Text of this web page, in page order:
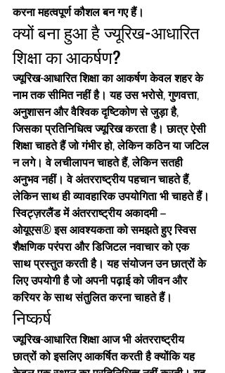
करना महत्वपूर्ण कौशल बन गए हैं।
क्यों बना हुआ है ज्यूरिख-आधारित
शिक्षा का आकर्षण?
ज्यूरिख-आधारित शिक्षा का आकर्षण केवल शहर के
नाम तक सीमित नहीं है। यह उस भरोसे, गुणवत्ता,
अनुशासन और वैश्विक दृष्टिकोण से जुड़ा है,
जिसका प्रतिनिधित्व ज्यूरिख करता है। छात्र ऐसी
शिक्षा चाहते हैं जो गंभीर हो, लेकिन कठिन या जटिल
न लगे। वे लचीलापन चाहते हैं, लेकिन सतही
अनुभव नहीं। वे अंतरराष्ट्रीय पहचान चाहते हैं,
लेकिन साथ ही व्यावहारिक उपयोगिता भी चाहते हैं।
स्विट्ज़रलैंड में अंतरराष्ट्रीय अकादमी –
ओयूएस® इस आवश्यकता को समझते हुए स्विस
शैक्षणिक परंपरा और डिजिटल नवाचार को एक
साथ प्रस्तुत करती है। यह संयोजन उन छात्रों के
लिए उपयोगी है जो अपनी पढ़ाई को जीवन और
करियर के साथ संतुलित करना चाहते हैं।
निष्कर्ष
ज्यूरिख-आधारित शिक्षा आज भी अंतरराष्ट्रीय
छात्रों को इसलिए आकर्षित करती है क्योंकि यह